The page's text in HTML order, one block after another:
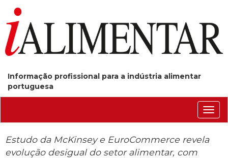
Informação profissional para a indústria alimentar
portuguesa
Estudo da McKinsey e EuroCommerce revela
evolução desigual do setor alimentar, com